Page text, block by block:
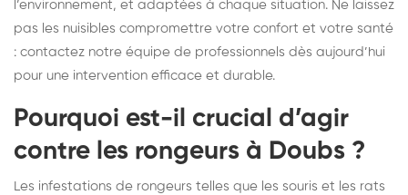
l’environnement, et adaptées à chaque situation. Ne laissez
pas les nuisibles compromettre votre confort et votre santé
: contactez notre équipe de professionnels dès aujourd’hui
pour une intervention efficace et durable.
Pourquoi est-il crucial d’agir
contre les rongeurs à Doubs ?
Les infestations de rongeurs telles que les souris et les rats